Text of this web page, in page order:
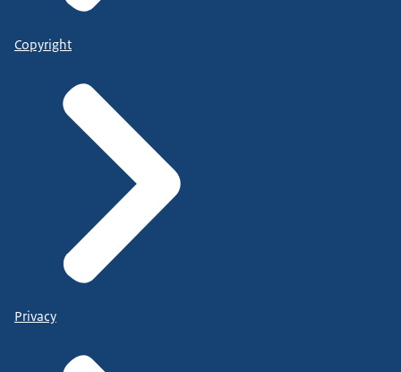
Copyright
Privacy